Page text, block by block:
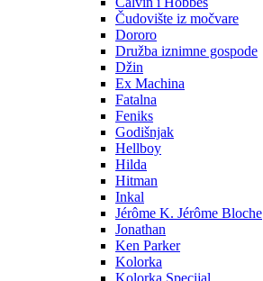
Čudovište iz močvare
Dororo
Družba iznimne gospode
Džin
Ex Machina
Fatalna
Feniks
Godišnjak
Hellboy
Hilda
Hitman
Inkal
Jérôme K. Jérôme Bloche
Jonathan
Ken Parker
Kolorka
Kolorka Specijal